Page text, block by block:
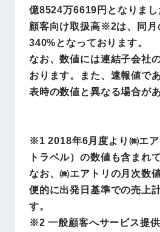
億8524万6619円となりま
顧客向け取扱高※2は、同月
340%となっております。
なお、数値には連結子会社
おります。また、速報値で
表時の数値と異なる場合があ
※1 2018年6月度より㈱エ
トラベル）の数値も含まれ
なお、㈱エアトリの月次数
便的に出発日基準での売上
す。
※2 一般顧客へサービス提